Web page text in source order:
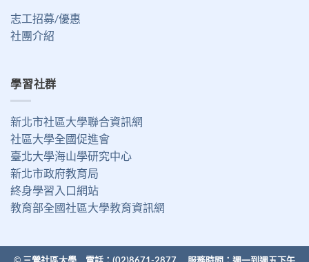
志工招募/優惠
社團介紹
學習社群
新北市社區大學聯合資訊網
社區大學全國促進會
臺北大學海山學研究中心
新北市政府教育局
終身學習入口網站
教育部全國社區大學教育資訊網